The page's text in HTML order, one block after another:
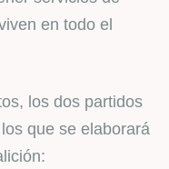
en todo el
los dos partidos
que se elaborará